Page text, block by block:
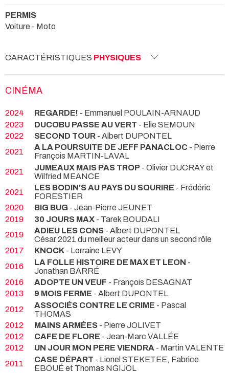
PERMIS
Voiture - Moto
CARACTÉRISTIQUES PHYSIQUES
CINÉMA
2024 REGARDE! - Emmanuel POULAIN-ARNAUD
2023
DUCOBU PASSE AU VERT - Elie SEMOUN
2022
SECOND TOUR - Albert DUPONTEL
2021
A LA POURSUITE DE JEFF PANACLOC - Pierre
François MARTIN-LAVAL
2021
JUMEAUX MAIS PAS TROP - Olivier DUCRAY et
Wilfried MEANCE
2021
LES BODIN'S AU PAYS DU SOURIRE - Frédéric
FORESTIER
2020
BIG BUG - Jean-Pierre JEUNET
2019
30 JOURS MAX - Tarek BOUDALI
2019
ADIEU LES CONS - Albert DUPONTEL
César 2021 du meilleur acteur dans un second rôle
2017
KNOCK - Lorraine LEVY
2016
LA FOLLE HISTOIRE DE MAX ET LEON -
Jonathan BARRÉ
2016
ADOPTE UN VEUF - François DESAGNAT
2013
9 MOIS FERME - Albert DUPONTEL
2012
ASSOCIÉS CONTRE LE CRIME - Pascal
THOMAS
2012
MAINS ARMÉES - Pierre JOLIVET
2012
CAFE DE FLORE - Jean-Marc VALLÉE
2012
UN JOUR MON PERE VIENDRA - Martin VALENTE
2011
CASE DÉPART - Lionel STEKETEE, Fabrice
EBOUÉ et Thomas NGIJOL